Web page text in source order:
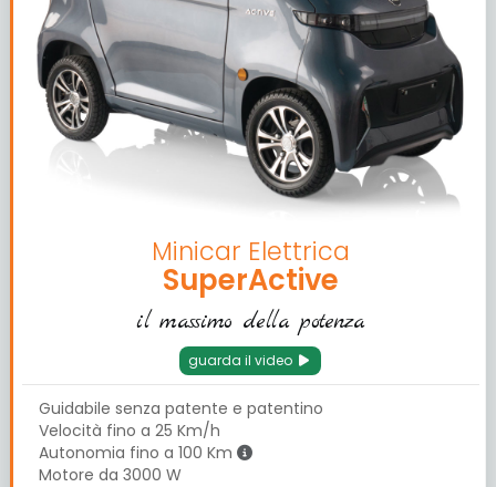
Minicar Elettrica
SuperActive
il massimo della potenza
guarda il video
Guidabile senza patente e patentino
Velocità fino a 25 Km/h
Autonomia fino a 100 Km
Motore da 3000 W